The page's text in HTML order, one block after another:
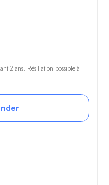
2 ans. Résiliation possible à